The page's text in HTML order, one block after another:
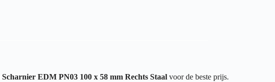
Scharnier EDM PN03 100 x 58 mm Rechts Staal voor de beste prijs.